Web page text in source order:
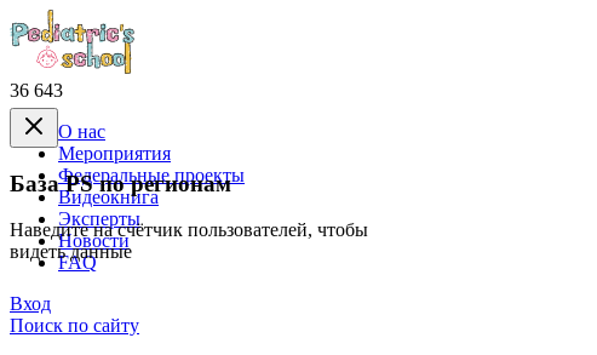
36 643
База PS по регионам
Наведите на счётчик пользователей, чтобы
видеть данные
О нас
Mероприятия
Федеральные проекты
Видеокнига
Эксперты
Новости
FAQ
Вход
Поиск по сайту